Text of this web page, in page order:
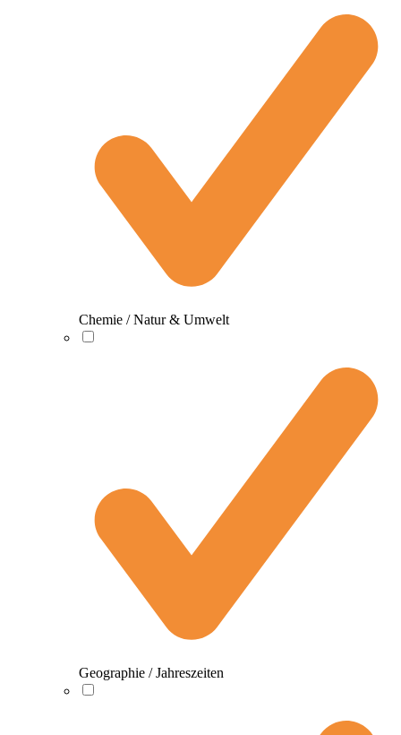
Chemie / Natur & Umwelt
Geographie / Jahreszeiten